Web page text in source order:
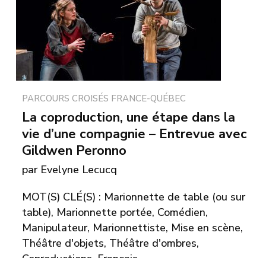
PARCOURS CROISÉS FRANCE-QUÉBEC
La coproduction, une étape dans la
vie d’une compagnie – Entrevue avec
Gildwen Peronno
par Evelyne Lecucq
MOT(S) CLÉ(S) : Marionnette de table (ou sur
table), Marionnette portée, Comédien,
Manipulateur, Marionnettiste, Mise en scène,
Théâtre d'objets, Théâtre d'ombres,